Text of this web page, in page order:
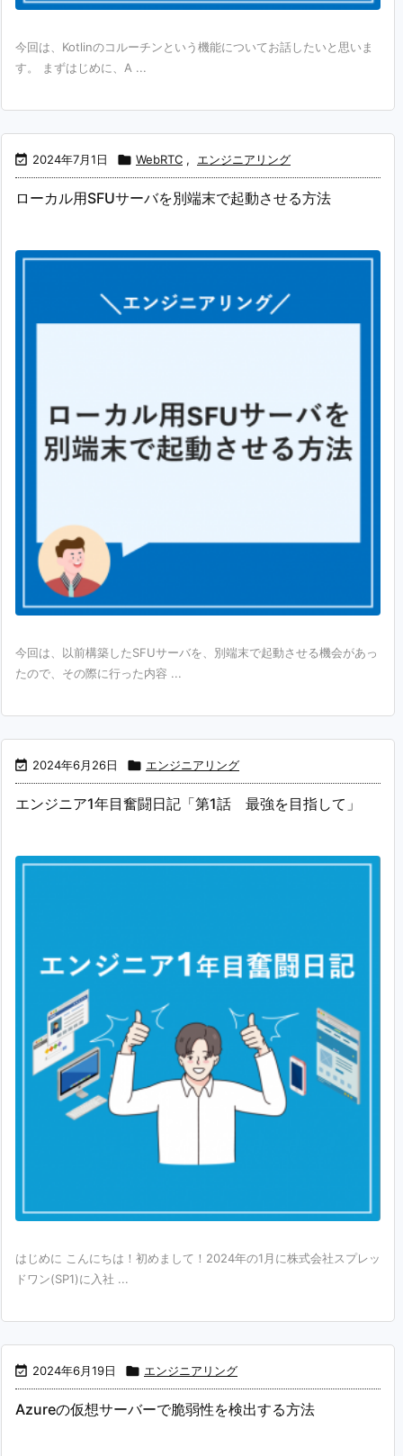
今回は、Kotlinのコルーチンという機能についてお話したいと思いま
す。 まずはじめに、A ...
 2024年7月1日  WebRTC , エンジニアリング
ローカル用SFUサーバを別端末で起動させる方法
今回は、以前構築したSFUサーバを、別端末で起動させる機会があっ
たので、その際に行った内容 ...
 2024年6月26日  エンジニアリング
エンジニア1年目奮闘日記「第1話 最強を目指して」
はじめに こんにちは！初めまして！2024年の1月に株式会社スプレッ
ドワン(SP1)に入社 ...
 2024年6月19日  エンジニアリング
Azureの仮想サーバーで脆弱性を検出する方法